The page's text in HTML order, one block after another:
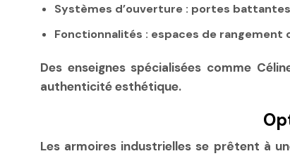
Systèmes d’ouverture : portes
Fonctionnalités : espaces de rangement
Des enseignes spécialisées comme
authenticité esthétique.
Les armoires industrielles se prêtent à